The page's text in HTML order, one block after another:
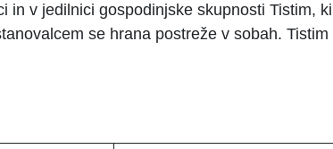
v jedilnici gospodinjske skupnosti Tistim,
se hrana postreže v sobah.